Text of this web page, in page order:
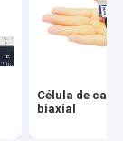
Célula de
biaxial